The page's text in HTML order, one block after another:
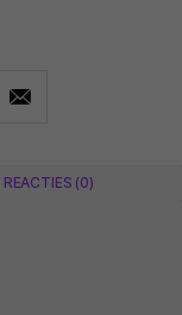
REACTIES (0)